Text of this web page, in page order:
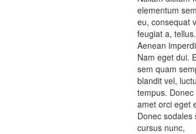
elementum
eu, consequat
feugiat a,
Aenean
Nam eget dui.
sem quam
blandit vel,
tempus.
amet orci eget
Donec
cursus nunc,